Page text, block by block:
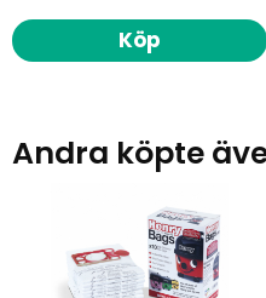
Köp
Andra köpte